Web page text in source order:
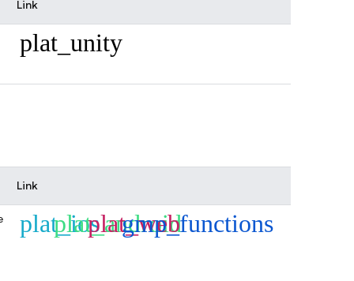
Link
plat_unity
Link
plat_ios
plat_android
plat_web
gmp_functions